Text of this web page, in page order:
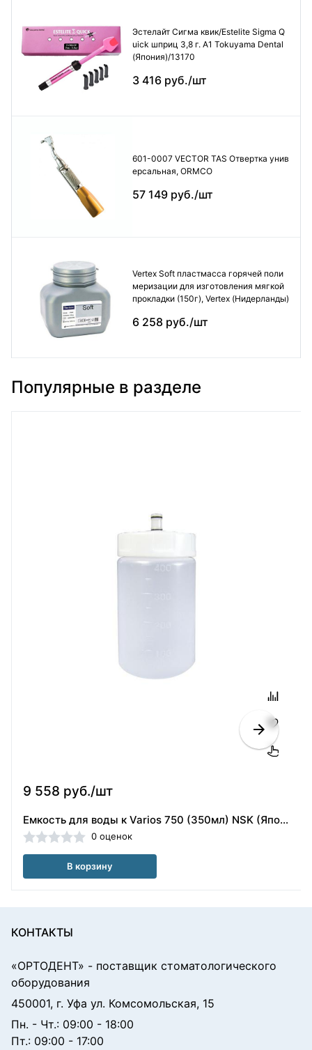
Эстелайт Сигма квик/Estelite Sigma Q
uick шприц 3,8 г. А1 Tokuyama Dental
(Япония)/13170
3 416 руб./шт
601-0007 VECTOR TAS Отвертка унив
ерсальная, ORMCO
57 149 руб./шт
Vertex Soft пластмасса горячей поли
меризации для изготовления мягкой
прокладки (150г), Vertex (Нидерланды)
6 258 руб./шт
Популярные в разделе
9 558 руб./шт
Емкость для воды к Varios 750 (350мл) NSK (Япония)
0 оценок
В корзину
КОНТАКТЫ
«ОРТОДЕНТ» - поставщик стоматологического
оборудования
450001, г. Уфа ул. Комсомольская, 15
Пн. - Чт.: 09:00 - 18:00
Пт.: 09:00 - 17:00